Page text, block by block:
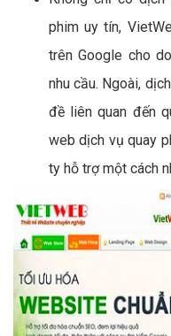
phim uy tín,
trên Google cho
nhu cầu. Ngoài,
đề liên quan đến
web dịch vụ quay
ty hỗ trợ một cách